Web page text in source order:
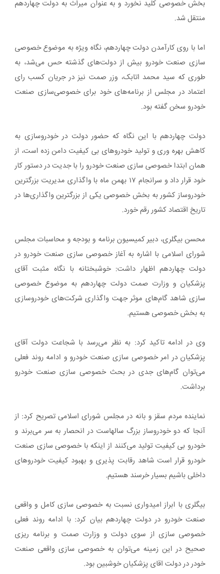
بخش خصوصی کلید نخورد و به عنوان میراث به دولت چهاردهم
منتقل شد.
اما با روی کارآمدن دولت چهاردهم، نگاه ویژه به موضوع خصوصی
سازی صنعت خودرو بیش از دولت‌های گذشته حس می‌شد، به
طوری که سید محمد اتابک، وزر صمت نیز در جریان کسب رای
اعتماد در مجلس از برنامه‌های خود برای خصوصی‌سازی صنعت
خودرو سخن گفته بود.
دولت چهاردهم با این نگاه که حضور دولت در خودروسازی به
کاهش بهره وری و تولید خودرو‌های بی کیفیت دامن زده است، از
همان ابتدا خصوصی سازی صنعت خودرو را با جدیت در دستور کار
خود قرار داد و سرانجام ۱۷ بهمن ماه با واگذاری مدیریت بزرگترین
خودروساز کشور به بخش خصوصی یکی از بزرگترین واگذاری‌ها در
تاریخ اقتصاد کشور رقم خورد.
محسن بیگلری، دبیر کمیسیون برنامه و بودجه و محاسبات مجلس
شورای اسلامی با اشاره به آغاز خصوصی سازی صنعت خودرو در
دولت چهاردهم اظهار داشت: خوشبختانه با نگاه مثبت آقای
پزشکیان و وزارت صمت دولت چهاردهم به موضوع خصوصی
سازی شاهد گام‌های موثر جهت واگذاری شرکت‌های خودروسازی
به بخش خصوصی هستیم.
وی در ادامه تاکید کرد: به نظر می‌رسد با شجاعت دولت آقای
پزشکیان در امر خصوصی سازی صنعت خودرو و ادامه روند فعلی
می‌توان گام‌های جدی در بحث خصوصی سازی صنعت خودرو
برداشت.
نماینده مردم سقز و بانه در مجلس شورای اسلامی تصریح کرد: از
آنجا که دو خودروساز بزرگ سالهاست در انحصار به سر می‌برند و
خودرو بی کیفیت تولید می‌کنند از اینکه با خصوصی سازی صنعت
خودرو قرار است شاهد رقابت پذیری و بهبود کیفیت خودرو‌های
داخلی باشیم بسیار خرسند هستیم.
بیگلری با ابراز امیدواری نسبت به خصوصی سازی کامل و واقعی
صنعت خودرو در دولت چهاردهم بیان کرد: با ادامه روند فعلی
خصوصی سازی از سوی دولت و وزارت صمت و برنامه ریزی
صحیح در این زمینه می‌توان به خصوصی سازی واقعی صنعت
خودر در دولت اقای پزشکیان خوشبین بود.